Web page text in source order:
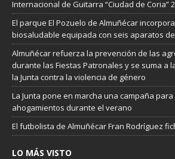
Internacional de Guitarra “Ciudad de Coria”
El parque El Pozuelo de Almuñécar
biosaludable equipada con seis aparatos
Almuñécar refuerza la prevención de las
durante las Fiestas Patronales y se suma a
la Junta contra la violencia de género
La Junta pone en marcha una campaña
ahogamientos durante el verano
El futbolista de Almuñécar Fran Rodríguez
LO MÁS VISTO